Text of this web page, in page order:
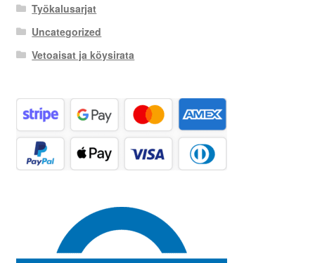
Työkalusarjat
Uncategorized
Vetoaisat ja köysirata